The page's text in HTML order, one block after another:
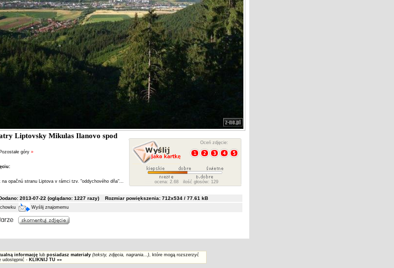
Liptovsky Mikulas Ilanovo spod
Pozostałe góry »
na opačnú stranu Liptova v rámci tzv. "oddychového dňa"...
Oceń zdjęcie:
ocena: 2.68 ilość głosów: 129
2013-07-22 (oglądano: 1227razy) Rozmiar powiększenia: 712x534 / 77.61 kB
Wyślij znajomemu
informację lub posiadasz materiały (teksty, zdjęcia, nagrania...), które mogą rozszerzyć
udostępnić - KLIKNIJ TU »»